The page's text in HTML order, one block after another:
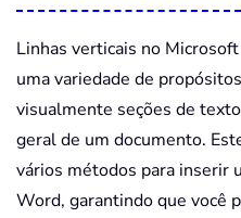
Linhas verticais no
uma variedade de
visualmente seções de
geral de um documento.
vários métodos para inserir
Word, garantindo que você